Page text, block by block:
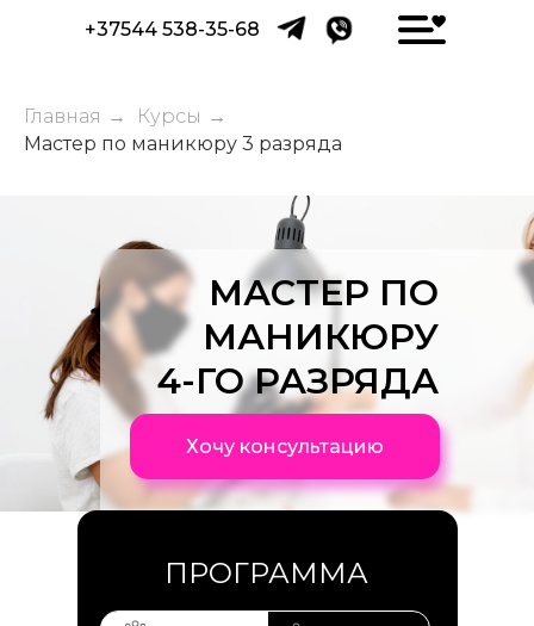
+37544 538-35-68
Главная → Курсы →
Мастер по маникюру 3 разряда
МАСТЕР ПО
МАНИКЮРУ
4-ГО РАЗРЯДА
Хочу консультацию
ПРОГРАММА